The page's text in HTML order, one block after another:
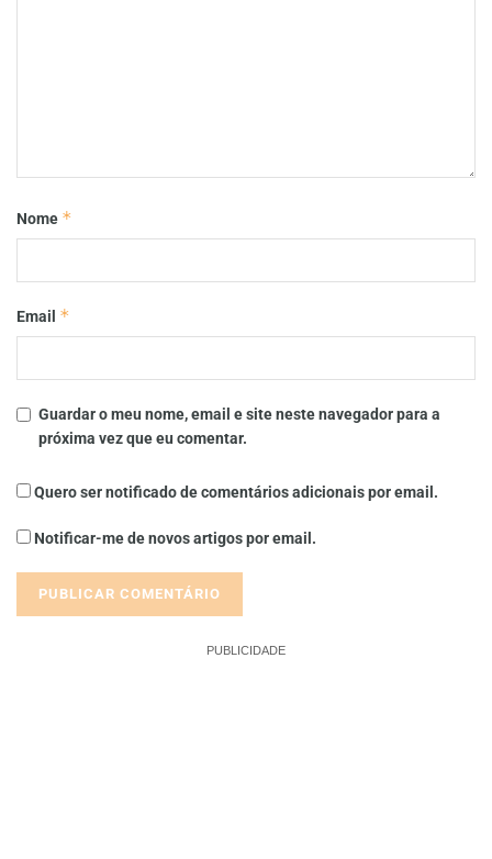
Nome *
Email *
Guardar o meu nome, email e site neste navegador para a
próxima vez que eu comentar.
Quero ser notificado de comentários adicionais por email.
Notificar-me de novos artigos por email.
PUBLICIDADE